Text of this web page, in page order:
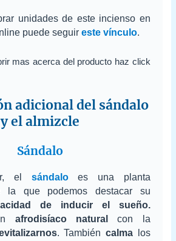
unidades de este incienso en
puede seguireste vínculo.
mas acerca del producto haz click
adicional del sándalo
y el almizcle
Sándalo
el sándaloes una planta
la que podemos destacar su
de inducir el sueño.
afrodisíaco natural
con la
. También calmalos